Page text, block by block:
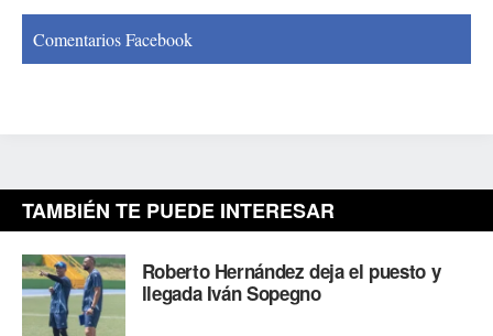
Comentarios Facebook
TAMBIÉN TE PUEDE INTERESAR
Roberto Hernández deja el puesto y
llegada Iván Sopegno